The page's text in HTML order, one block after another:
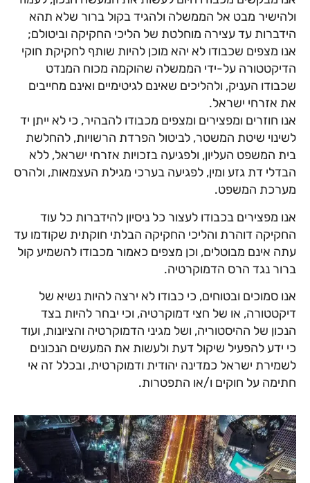
ולהישיר מבט אל הממשלה ולהגיד בקול ברור שלא תהא
הידברות עד עצירה מוחלטת של הליכי החקיקה וביטולם;
אנו מצפים שכבודו לא יהא מוכן להיות שותף לחקיקת חוקי
הדיקטטורה על-ידי הממשלה שהוקמה מכוח המנדט
שכבודו העניק, ולהליכים שאינם לגיטימיים ואינם מחייבים
את אזרחי ישראל.
אנו חוזרים ומפצירים ומצפים מכבודו להבהיר, כי לא ייתן יד
לשינוי שיטת המשטר, לביטול הפרדת הרשויות, להחלשת
בית המשפט העליון, ולפגיעה בזכויות אזרחי ישראל, ללא
הבדלי דת גזע ומין, לפגיעה בערכי מגילת העצמאות, ולהרס
מערכת המשפט.
אנו מפצירים בכבודו לעצור כל ניסיון להידברות כל עוד
החקיקה דוהרת והליכי החקיקה הבלתי חוקתית שקודמו עד
עתה אינם מבוטלים, וכן מצפים כאמור מכבודו להשמיע קול
ברור נגד הרס הדמוקרטיה.
אנו סמוכים ובטוחים, כי כבודו לא ירצה להיות נשיא של
דיקטטורה, או של חצי דמוקרטיה, וכי יבחר להיות בצד
הנכון של ההיסטוריה, ושל מגיני הדמוקרטיה והציונות, ועוד
כי ידע להפעיל שיקול דעת ולעשות את המעשים הנכונים
לשמירת ישראל כמדינה יהודית ודמוקרטית, ובכלל זה אי
חתימה על חוקים ו/או התפטרות.